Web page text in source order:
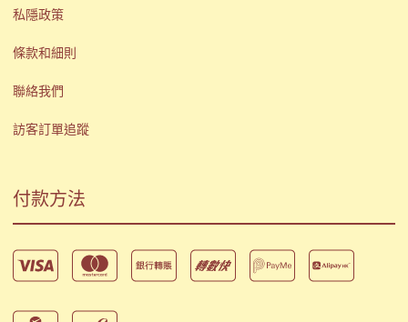
私隱政策
條款和細則
聯絡我們
訪客訂單追蹤
付款方法